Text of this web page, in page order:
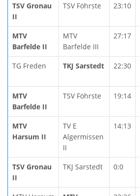
TSV Gronau
II
TSV Föhrste 23:10
MTV
Barfelde II
MTV
Barfelde III
27:17
TG Freden TKJ Sarstedt 22:30
MTV
Barfelde II
TSV Föhrste 19:14
MTV
Harsum II
TV E
Algermissen
II
14:13
TSV Gronau
II
TKJ Sarstedt 0:0